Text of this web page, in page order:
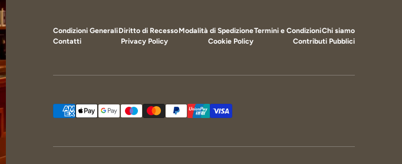
Condizioni GeneraliDiritto di RecessoModalità di SpedizioneTermini e CondizioniChi siamo
Contatti
Privacy Policy Cookie Policy Contributi Pubblici
Metodi di pagamento accettati